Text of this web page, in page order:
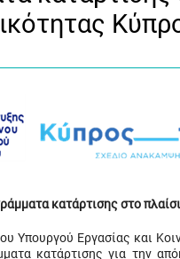
κατάρτισης στο
Υπουργού Εργασίας και
κατάρτισης για την